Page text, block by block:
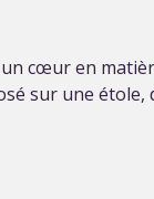
cœur en
sur une étole,